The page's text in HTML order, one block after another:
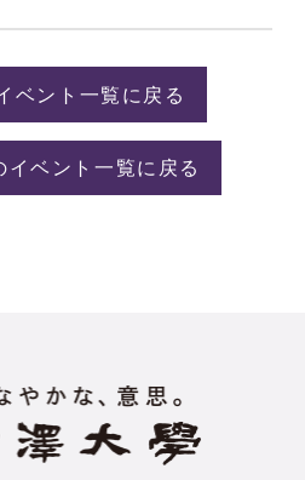
ベント一覧に戻る
ベント一覧に戻る